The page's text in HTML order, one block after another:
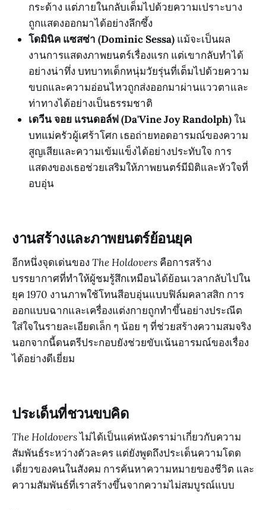
กระด้าง แต่ภายในกลับเต็มไปด้วยความเปราะบาง
ถูกแสดงออกมาได้อย่างลึกซึ้ง
โดมินิค แซสซ่า (Dominic Sessa) แม้จะเป็นผล
งานการแสดงภาพยนตร์เรื่องแรก แต่เขากลับทำได้
อย่างน่าทึ่ง บทบาทเด็กหนุ่มวัยรุ่นที่เต็มไปด้วยความ
ขบถและความอ่อนไหวถูกส่งออกมาผ่านแววตาและ
ท่าทางได้อย่างเป็นธรรมชาติ
เดวีน จอย แรนดอล์ฟ (Da'Vine Joy Randolph)ใน
บทแม่ครัวผู้เศร้าโศก เธอถ่ายทอดอารมณ์ของความ
สูญเสียและความเข้มแข็งได้อย่างประทับใจ การ
แสดงของเธอช่วยเสริมให้ภาพยนตร์มีมิติและหัวใจที่
อบอุ่น
งานสร้างและภาพยนตร์ย้อนยุค
อีกหนึ่งจุดเด่นของ The Holdovers คือการสร้าง
บรรยากาศที่ทำให้ผู้ชมรู้สึกเหมือนได้ย้อนเวลากลับไปใน
ยุค 1970 งานภาพใช้โทนสีอบอุ่นแบบฟิล์มคลาสสิก การ
ออกแบบฉากและเครื่องแต่งกายถูกทำขึ้นอย่างประณีต
ใส่ใจในรายละเอียดเล็ก ๆ น้อย ๆ ที่ช่วยสร้างความสมจริง
นอกจากนี้ดนตรีประกอบยังช่วยขับเน้นอารมณ์ของเรื่อง
ได้อย่างดีเยี่ยม
ประเด็นที่ชวนขบคิด
The Holdoversไม่ได้เป็นแค่หนังดราม่าเกี่ยวกับความ
สัมพันธ์ระหว่างตัวละคร แต่ยังพูดถึงประเด็นความโดด
เดี่ยวของคนในสังคม การค้นหาความหมายของชีวิต และ
ความสัมพันธ์ที่เราสร้างขึ้นจากความไม่สมบูรณ์แบบ